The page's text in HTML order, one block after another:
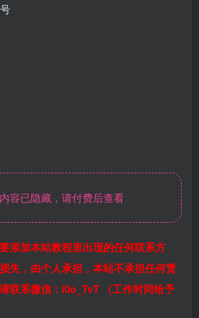
容已隐藏，请付费后查看
添加本站教程里出现的任何联系方
失，由个人承担，本站不承担任何责
联系微信：i0o_TvT （工作时间给予